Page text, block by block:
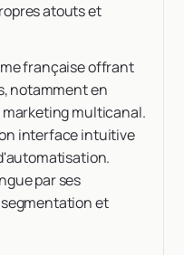
atouts et
française offrant
notamment en
marketing multicanal.
interface intuitive
par ses
et